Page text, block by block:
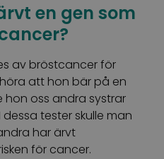
en gen som
av bröstcancer för
att hon bär på en
oss andra systrar
tester skulle man
har ärvt
för cancer.